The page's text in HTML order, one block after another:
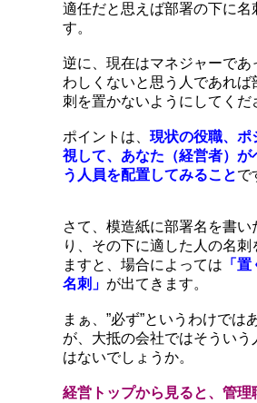
適任だと思えば部署の下に名
す。
逆に、現在はマネジャーであ
わしくないと思う人であれば
刺を置かないようにしてくだ
ポイントは、 現状の役職、ポ
視して、あなた（経営者）が
う人員を配置してみることで
さて、模造紙に部署名を書い
り、その下に適した人の名刺
ますと、場合によっては 「
名刺」 が出てきます。
まぁ、”必ず”というわけでは
が、大抵の会社ではそういう
はないでしょうか。
経営トップから見ると、管理